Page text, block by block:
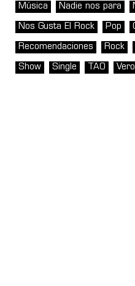
Música Nadie nos para
Nos Gusta El Rock Pop
Recomendaciones Rock
Show Single TAO